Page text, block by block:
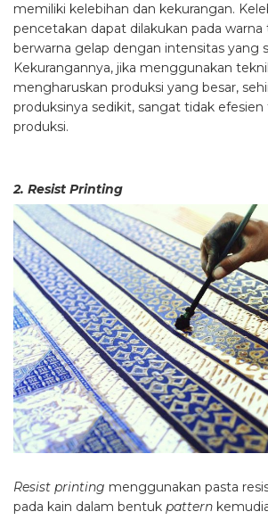
memiliki kelebihan dan kekurangan.
pencetakan dapat dilakukan pada warna
berwarna gelap dengan intensitas yang
Kekurangannya, jika menggunakan
mengharuskan produksi yang besar,
produksinya sedikit, sangat tidak efesien
produksi.
2. Resist Printing
Resist printing menggunakan pasta
pada kain dalam bentuk pattern